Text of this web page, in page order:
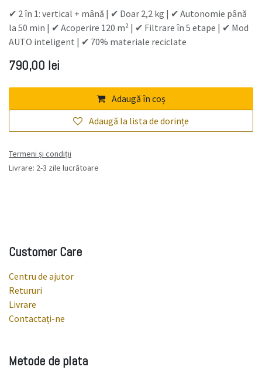
✔ 2 în 1: vertical + mână | ✔ Doar 2,2 kg | ✔ Autonomie până
la 50 min | ✔ Acoperire 120 m² | ✔ Filtrare în 5 etape | ✔ Mod
AUTO inteligent | ✔ 70% materiale reciclate
790,00 lei
Adaugă în coș
Adaugă la lista de dorințe
Termeni și condiții
Livrare: 2-3 zile lucrătoare
Customer Care
Centru de ajutor
Retururi
Livrare
Contactați-ne
Metode de plata